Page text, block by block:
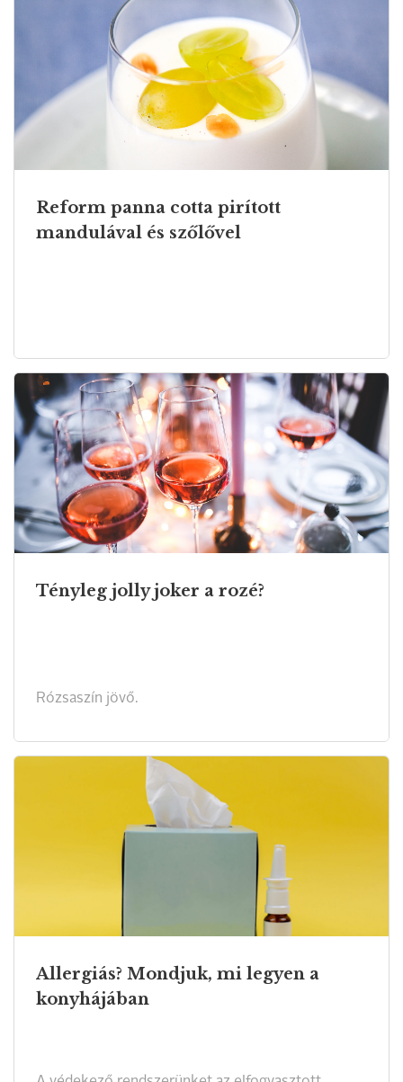
Reform panna cotta pirított
mandulával és szőlővel
Tényleg jolly joker a rozé?
Rózsaszín jövő.
Allergiás? Mondjuk, mi legyen a
konyhájában